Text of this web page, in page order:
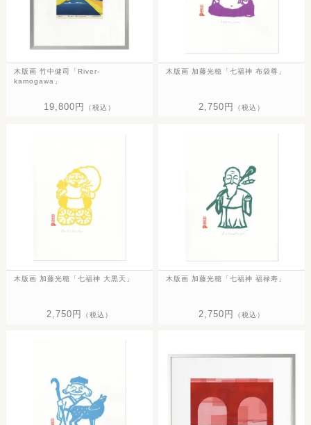
木版画 竹中健司「River-
kamogawa」
19,800円 （税込）
木版画 加藤光穂「七福神 布袋尊」
2,750円 （税込）
木版画 加藤光穂「七福神 大黒天」
2,750円 （税込）
木版画 加藤光穂「七福神 福禄寿」
2,750円 （税込）